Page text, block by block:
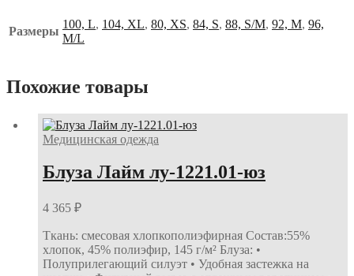
Размеры
100, L, 104, XL, 80, XS, 84, S, 88, S/M, 92, M, 96,
M/L
Похожие товары
Медицинская одежда
Блуза Лайм лу-1221.01-юз
4 365 ₽
Ткань: смесовая хлопкополиэфирная Состав:55%
хлопок, 45% полиэфир, 145 г/м² Блуза: •
Полуприлегающий силуэт • Удобная застежка на